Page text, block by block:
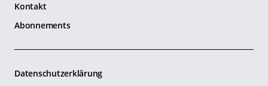
Kontakt
Abonnements
Datenschutzerklärung